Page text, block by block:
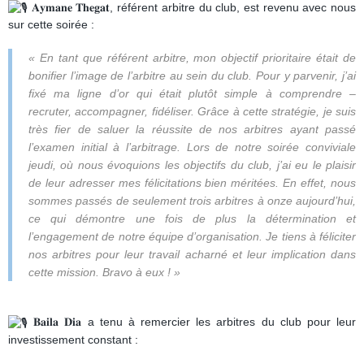
𝐀𝐲𝐦𝐚𝐧𝐞 𝐓𝐡𝐞𝐠𝐚𝐭, référent arbitre du club, est revenu avec nous
sur cette soirée :
« En tant que référent arbitre, mon objectif prioritaire était de
bonifier l’image de l’arbitre au sein du club. Pour y parvenir, j’ai
fixé ma ligne d’or qui était plutôt simple à comprendre –
recruter, accompagner, fidéliser. Grâce à cette stratégie, je suis
très fier de saluer la réussite de nos arbitres ayant passé
l’examen initial à l’arbitrage. Lors de notre soirée conviviale
jeudi, où nous évoquions les objectifs du club, j’ai eu le plaisir
de leur adresser mes félicitations bien méritées. En effet, nous
sommes passés de seulement trois arbitres à onze aujourd’hui,
ce qui démontre une fois de plus la détermination et
l’engagement de notre équipe d’organisation. Je tiens à féliciter
nos arbitres pour leur travail acharné et leur implication dans
cette mission. Bravo à eux ! »
𝐁𝐚𝐢𝐥𝐚 𝐃𝐢𝐚 a tenu à remercier les arbitres du club pour leur
investissement constant :